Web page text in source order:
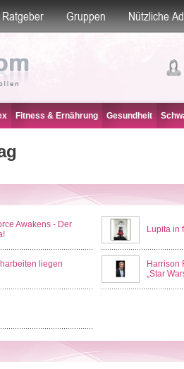
Ratgeber Gruppen Nützliche
Fitness & Ernährung Gesundheit
Awakens - Der
Lupita in
liegen
Harrison
„Star